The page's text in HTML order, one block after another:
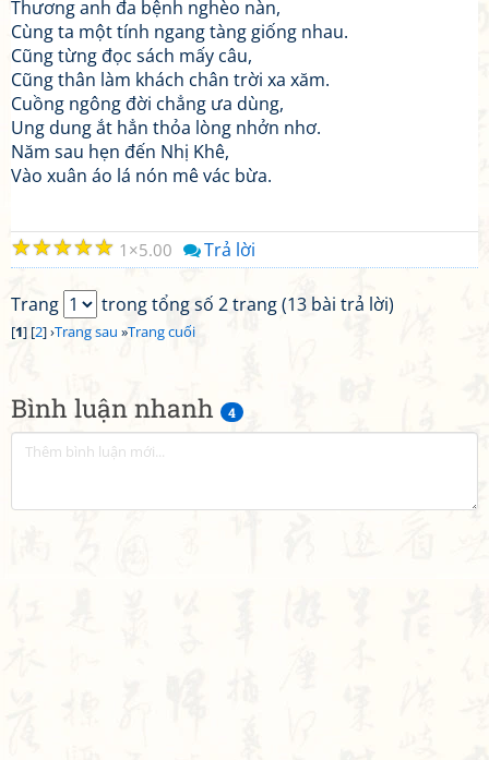
Bình luận nhanh 4
Thương anh đa bệnh nghèo nàn,
Cùng ta một tính ngang tàng giống nhau.
Cũng từng đọc sách mấy câu,
Cũng thân làm khách chân trời xa xăm.
Cuồng ngông đời chẳng ưa dùng,
Ung dung ắt hẳn thỏa lòng nhởn nhơ.
Năm sau hẹn đến Nhị Khê,
Vào xuân áo lá nón mê vác bừa.
☆
☆
☆
☆
☆ 1 5.00 Trả lời
Trang trong tổng số 2 trang (13 bài trả lời)
[1] [2] ›Trang sau »Trang cuối